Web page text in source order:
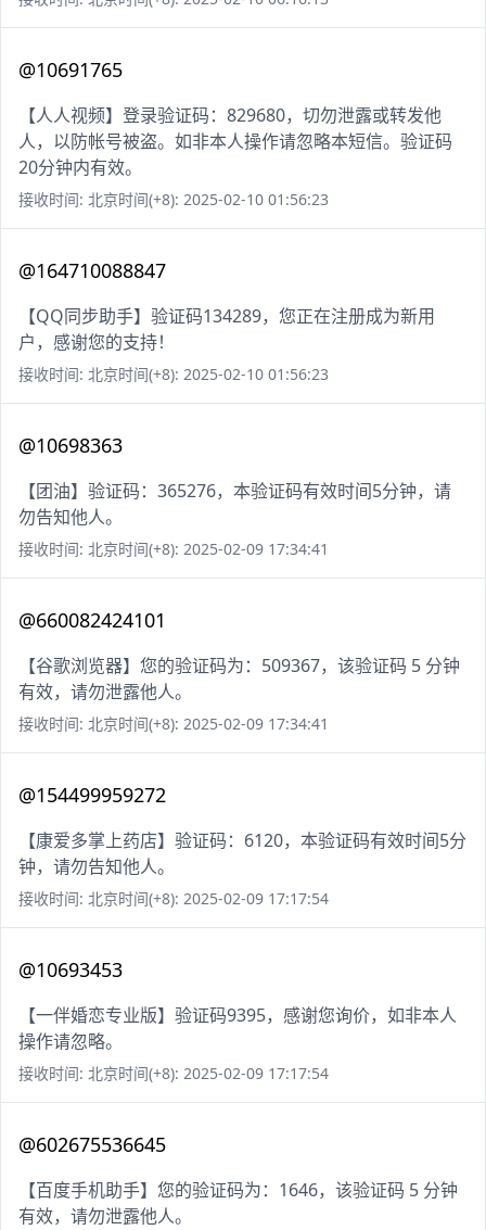
@10691765
【人人视频】登录验证码：829680，切勿泄露或转发他
人，以防帐号被盗。如非本人操作请忽略本短信。验证码
20分钟内有效。
接收时间: 北京时间(+8): 2025-02-10 01:56:23
@164710088847
【QQ同步助手】验证码134289，您正在注册成为新用
户，感谢您的支持！
接收时间: 北京时间(+8): 2025-02-10 01:56:23
@10698363
【团油】验证码：365276，本验证码有效时间5分钟，请
勿告知他人。
接收时间: 北京时间(+8): 2025-02-09 17:34:41
@660082424101
【谷歌浏览器】您的验证码为：509367，该验证码 5 分钟
有效，请勿泄露他人。
接收时间: 北京时间(+8): 2025-02-09 17:34:41
@154499959272
【康爱多掌上药店】验证码：6120，本验证码有效时间5分
钟，请勿告知他人。
接收时间: 北京时间(+8): 2025-02-09 17:17:54
@10693453
【一伴婚恋专业版】验证码9395，感谢您询价，如非本人
操作请忽略。
接收时间: 北京时间(+8): 2025-02-09 17:17:54
@602675536645
【百度手机助手】您的验证码为：1646，该验证码 5 分钟
有效，请勿泄露他人。